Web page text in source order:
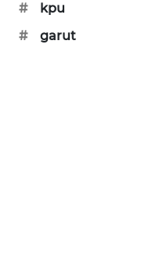
#
kpu
#
garut